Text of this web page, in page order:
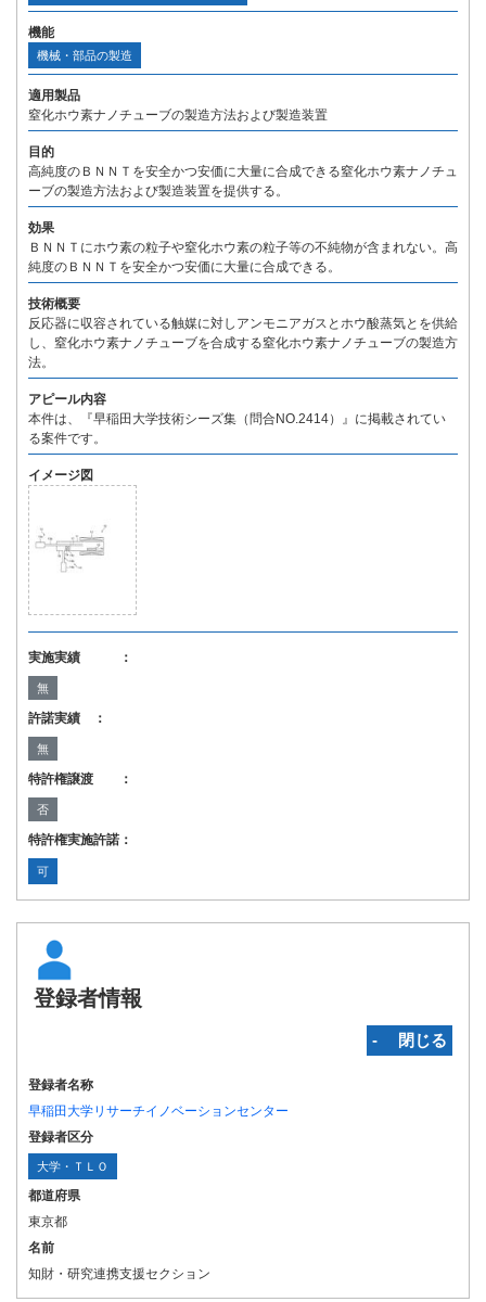
機能
機械・部品の製造
適用製品
窒化ホウ素ナノチューブの製造方法および製造装置
目的
高純度のＢＮＮＴを安全かつ安価に大量に合成できる窒化ホウ素ナノチュ
ーブの製造方法および製造装置を提供する。
効果
ＢＮＮＴにホウ素の粒子や窒化ホウ素の粒子等の不純物が含まれない。高
純度のＢＮＮＴを安全かつ安価に大量に合成できる。
技術概要
反応器に収容されている触媒に対しアンモニアガスとホウ酸蒸気とを供給
し、窒化ホウ素ナノチューブを合成する窒化ホウ素ナノチューブの製造方
法。
アピール内容
本件は、『早稲田大学技術シーズ集（問合NO.2414）』に掲載されてい
る案件です。
イメージ図
実施実績 ：
無
許諾実績 ：
無
特許権譲渡 ：
否
特許権実施許諾：
可
登録者情報
‐ 閉じる
登録者名称
早稲田大学リサーチイノベーションセンター
登録者区分
大学・ＴＬＯ
都道府県
東京都
名前
知財・研究連携支援セクション